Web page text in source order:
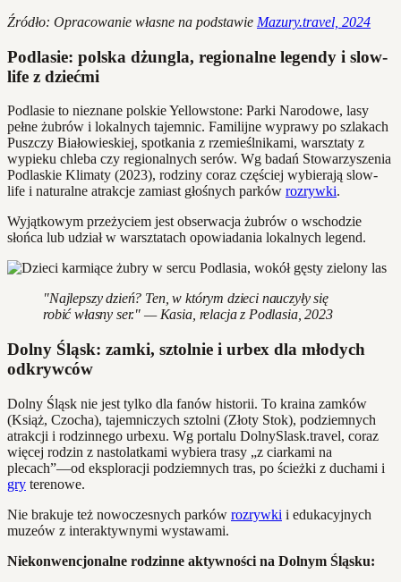
Źródło: Opracowanie własne na podstawie Mazury.travel, 2024
Podlasie: polska dżungla, regionalne legendy i slow-
life z dziećmi
Podlasie to nieznane polskie Yellowstone: Parki Narodowe, lasy
pełne żubrów i lokalnych tajemnic. Familijne wyprawy po szlakach
Puszczy Białowieskiej, spotkania z rzemieślnikami, warsztaty z
wypieku chleba czy regionalnych serów. Wg badań Stowarzyszenia
Podlaskie Klimaty (2023), rodziny coraz częściej wybierają slow-
life i naturalne atrakcje zamiast głośnych parków rozrywki.
Wyjątkowym przeżyciem jest obserwacja żubrów o wschodzie
słońca lub udział w warsztatach opowiadania lokalnych legend.
"Najlepszy dzień? Ten, w którym dzieci nauczyły się
robić własny ser." — Kasia, relacja z Podlasia, 2023
Dolny Śląsk: zamki, sztolnie i urbex dla młodych
odkrywców
Dolny Śląsk nie jest tylko dla fanów historii. To kraina zamków
(Książ, Czocha), tajemniczych sztolni (Złoty Stok), podziemnych
atrakcji i rodzinnego urbexu. Wg portalu DolnySlask.travel, coraz
więcej rodzin z nastolatkami wybiera trasy „z ciarkami na
plecach”—od eksploracji podziemnych tras, po ścieżki z duchami i
gry terenowe.
Nie brakuje też nowoczesnych parków rozrywki i edukacyjnych
muzeów z interaktywnymi wystawami.
Niekonwencjonalne rodzinne aktywności na Dolnym Śląsku: